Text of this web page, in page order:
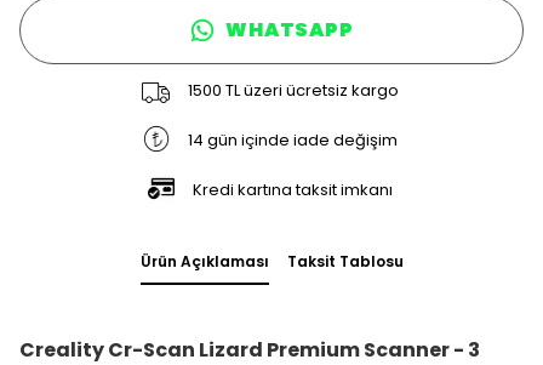
WHATSAPP
1500 TL üzeri ücretsiz kargo
14 gün içinde iade değişim
Kredi kartına taksit imkanı
Ürün Açıklaması Taksit Tablosu
Creality Cr-Scan Lizard Premium Scanner - 3